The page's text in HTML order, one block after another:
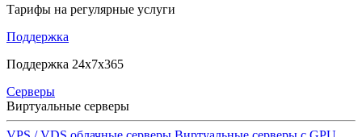
Тарифы на регулярные услуги
Поддержка
Поддержка 24x7x365
Серверы
Виртуальные серверы